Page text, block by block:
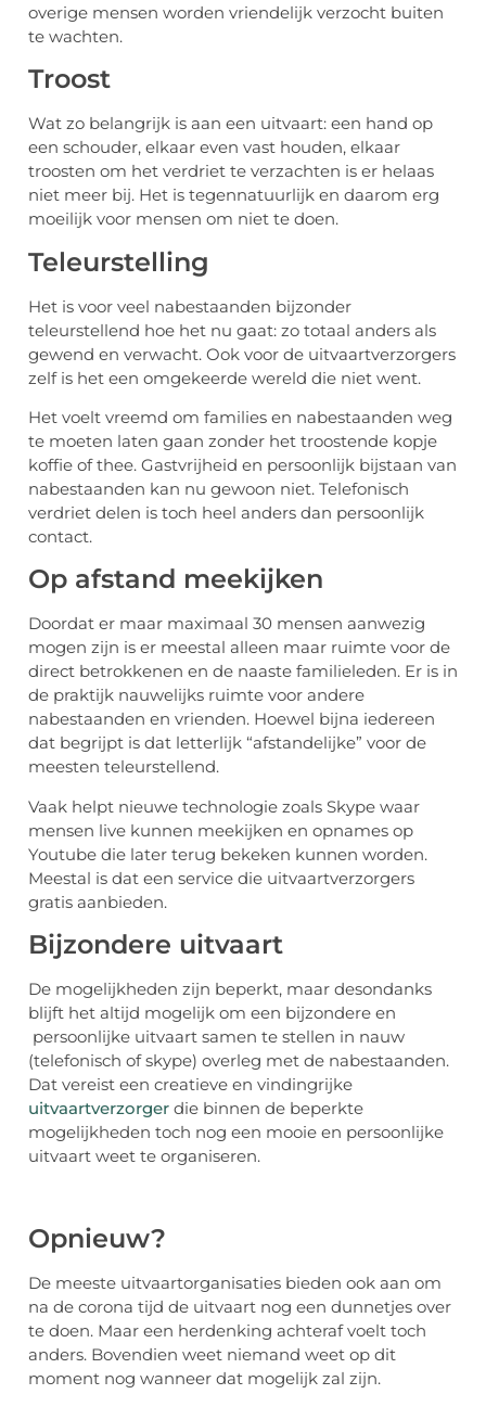
overige mensen worden vriendelijk verzocht buiten
te wachten.
Troost
Wat zo belangrijk is aan een uitvaart: een hand op
een schouder, elkaar even vast houden, elkaar
troosten om het verdriet te verzachten is er helaas
niet meer bij. Het is tegennatuurlijk en daarom erg
moeilijk voor mensen om niet te doen.
Teleurstelling
Het is voor veel nabestaanden bijzonder
teleurstellend hoe het nu gaat: zo totaal anders als
gewend en verwacht. Ook voor de uitvaartverzorgers
zelf is het een omgekeerde wereld die niet went.
Het voelt vreemd om families en nabestaanden weg
te moeten laten gaan zonder het troostende kopje
koffie of thee. Gastvrijheid en persoonlijk bijstaan van
nabestaanden kan nu gewoon niet. Telefonisch
verdriet delen is toch heel anders dan persoonlijk
contact.
Op afstand meekijken
Doordat er maar maximaal 30 mensen aanwezig
mogen zijn is er meestal alleen maar ruimte voor de
direct betrokkenen en de naaste familieleden. Er is in
de praktijk nauwelijks ruimte voor andere
nabestaanden en vrienden. Hoewel bijna iedereen
dat begrijpt is dat letterlijk “afstandelijke” voor de
meesten teleurstellend.
Vaak helpt nieuwe technologie zoals Skype waar
mensen live kunnen meekijken en opnames op
Youtube die later terug bekeken kunnen worden.
Meestal is dat een service die uitvaartverzorgers
gratis aanbieden.
Bijzondere uitvaart
De mogelijkheden zijn beperkt, maar desondanks
blijft het altijd mogelijk om een bijzondere en
persoonlijke uitvaart samen te stellen in nauw
(telefonisch of skype) overleg met de nabestaanden.
Dat vereist een creatieve en vindingrijke
uitvaartverzorger die binnen de beperkte
mogelijkheden toch nog een mooie en persoonlijke
uitvaart weet te organiseren.
Opnieuw?
De meeste uitvaartorganisaties bieden ook aan om
na de corona tijd de uitvaart nog een dunnetjes over
te doen. Maar een herdenking achteraf voelt toch
anders. Bovendien weet niemand weet op dit
moment nog wanneer dat mogelijk zal zijn.